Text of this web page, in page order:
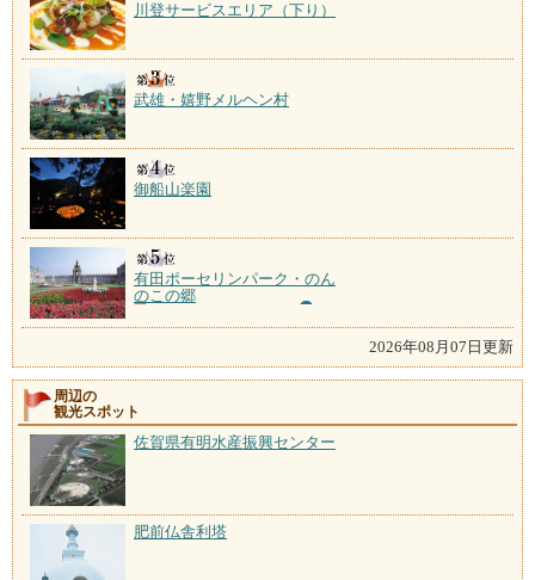
川登サービスエリア（下り）
武雄・嬉野メルヘン村
御船山楽園
有田ポーセリンパーク・のん
のこの郷
2026年08月07日更新
周辺の
観光スポット
佐賀県有明水産振興センター
肥前仏舎利塔